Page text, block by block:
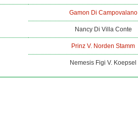
Gamon Di Campovalano
Nancy Di Villa Conte
Prinz V. Norden Stamm
Nemesis Figi V. Koepsel